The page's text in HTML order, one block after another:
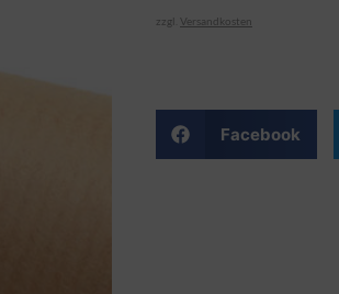
zzgl. Versandkosten
Facebook